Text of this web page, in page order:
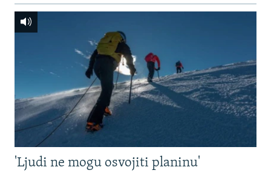
'Ljudi ne mogu osvojiti planinu'